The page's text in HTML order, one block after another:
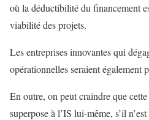
où la déductibilité du financement
viabilité des projets.
Les entreprises innovantes qui
opérationnelles seraient également
En outre, on peut craindre que
superpose à l’IS lui-même, s’il